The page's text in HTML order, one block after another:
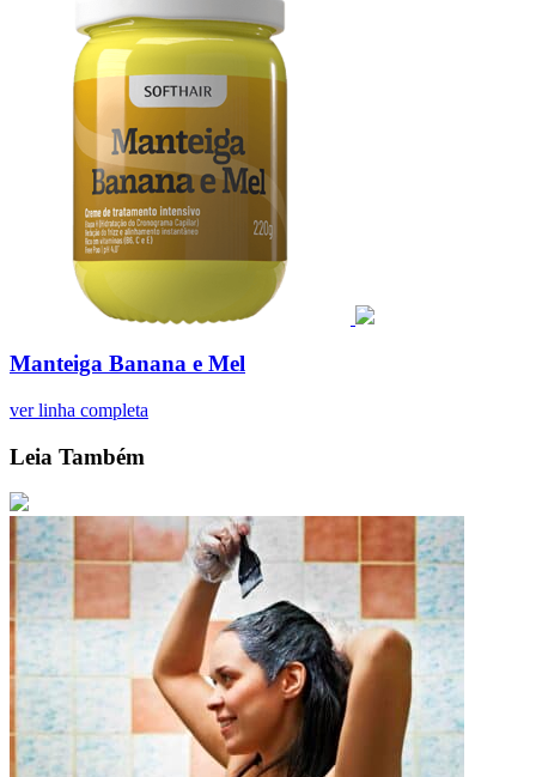
Manteiga Banana e Mel
ver linha completa
Leia Também